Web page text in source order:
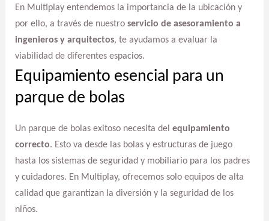
En Multiplay entendemos la importancia de la ubicación y
por ello, a través de nuestro servicio de asesoramiento a
ingenieros y arquitectos, te ayudamos a evaluar la
viabilidad de diferentes espacios.
Equipamiento esencial para un
parque de bolas
Un parque de bolas exitoso necesita del equipamiento
correcto. Esto va desde las bolas y estructuras de juego
hasta los sistemas de seguridad y mobiliario para los padres
y cuidadores. En Multiplay, ofrecemos solo equipos de alta
calidad que garantizan la diversión y la seguridad de los
niños.